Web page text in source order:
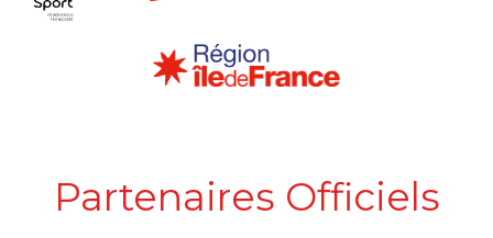
Partenaires Officiels